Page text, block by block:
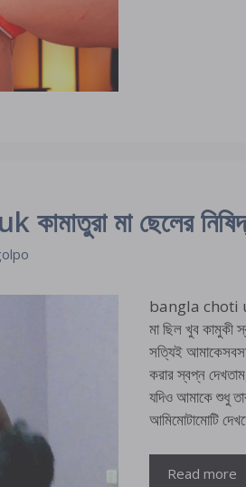
মা ছেলের
bangla choti uk
মা ছিল খুব কামুকী
সত্যিই
করার স্বপ্ন
যদিও আমাকে শুধু
আমিমোটামোটি
Read more